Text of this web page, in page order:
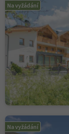
Na vyžádání
Na vyžádání